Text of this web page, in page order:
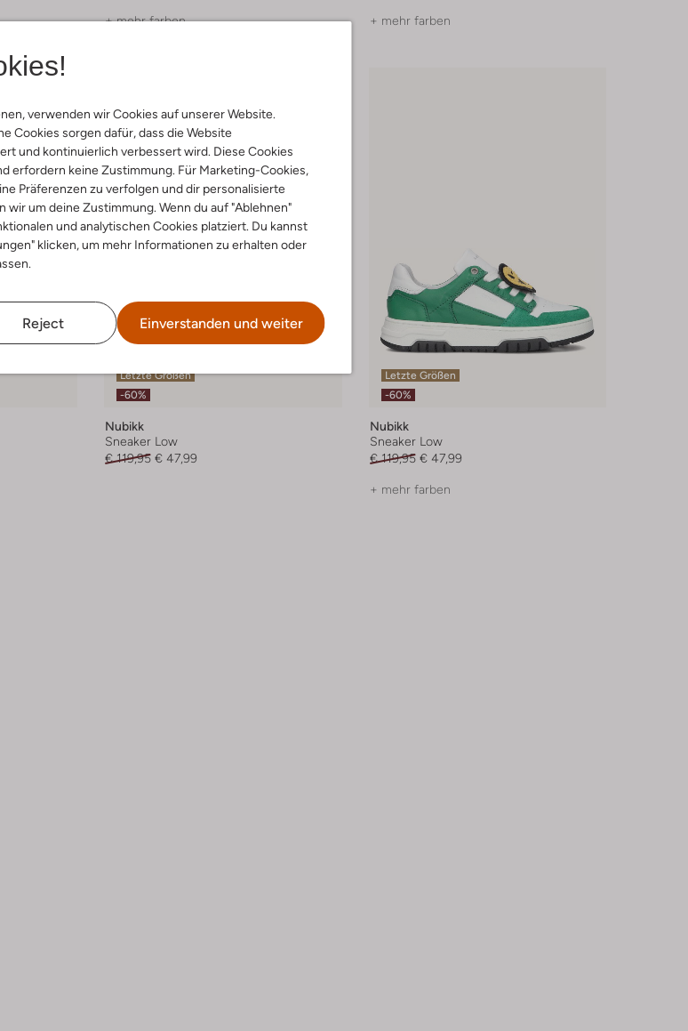
verwenden wir Cookies auf unserer Website.
Cookies sorgen dafür, dass die Website
und kontinuierlich verbessert wird. Diese Cookies
erfordern keine Zustimmung. Für Marketing-Cookies,
Präferenzen zu verfolgen und dir personalisierte
wir um deine Zustimmung. Wenn du auf "Ablehnen"
und analytischen Cookies platziert. Du kannst
klicken, um mehr Informationen zu erhalten oder
Reject Einverstanden und weiter
+ mehr farben + mehr farben
Letzte Größen
-60%
Nubikk
Sneaker Low
€ 119,95 € 47,99
Letzte Größen
-60%
Nubikk
Sneaker Low
€ 119,95 € 47,99
+ mehr farben